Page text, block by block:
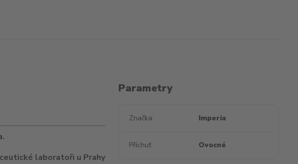
laboratoři u Prahy
Parametry
Značka Imperia
Příchuť Ovocné